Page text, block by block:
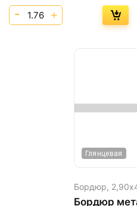
Глянцевая
Бордюр,
Бордюр